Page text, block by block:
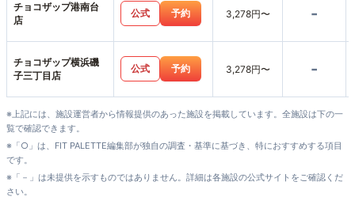
チョコザップ港南台
店
公式 予約 3,278円〜 -
チョコザップ横浜磯
子三丁目店
公式 予約 3,278円〜 -
※上記には、施設運営者から情報提供のあった施設を掲載しています。全施設は下の一
覧で確認できます。
※「○」は、FIT PALETTE編集部が独自の調査・基準に基づき、特におすすめする項目
です。
※「－」は未提供を示すものではありません。詳細は各施設の公式サイトをご確認くだ
さい。